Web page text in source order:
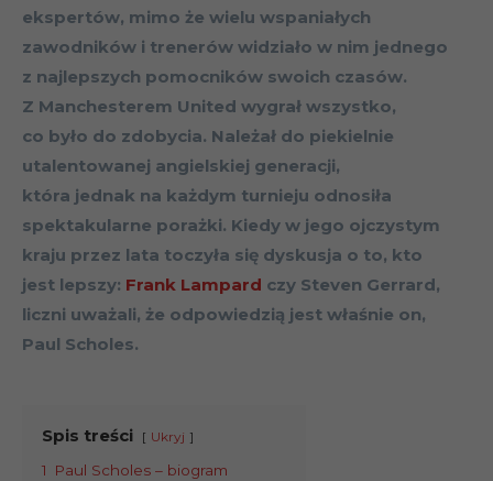
ekspertów, mimo że wielu wspaniałych
zawodników i trenerów widziało w nim jednego
z najlepszych pomocników swoich czasów.
Z Manchesterem United wygrał wszystko,
co było do zdobycia. Należał do piekielnie
utalentowanej angielskiej generacji,
która jednak na każdym turnieju odnosiła
spektakularne porażki. Kiedy w jego ojczystym
kraju przez lata toczyła się dyskusja o to, kto
jest lepszy: Frank Lampard czy Steven Gerrard,
liczni uważali, że odpowiedzią jest właśnie on,
Paul Scholes.
Spis treści Ukryj
1
Paul Scholes – biogram